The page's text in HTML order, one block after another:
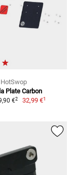
HotSwop
Plate Carbon
€2 32,99 €1